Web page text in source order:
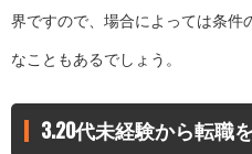
界ですので、場合によっては条件
なこともあるでしょう。
3.20代未経験から転職